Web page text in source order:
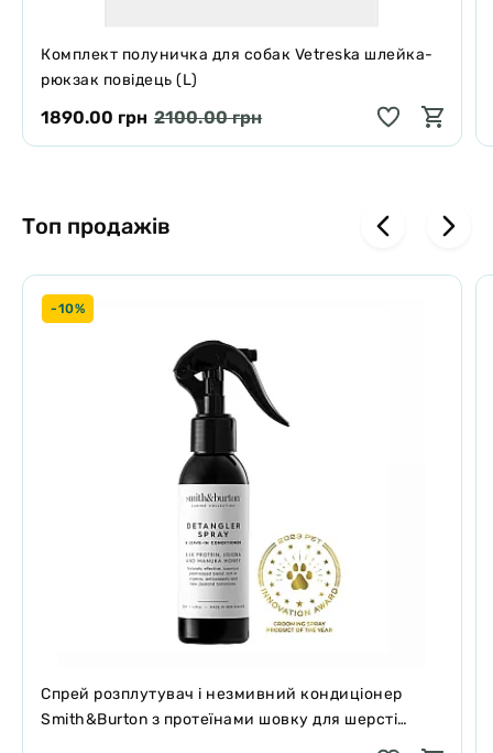
Комплект полуничка для собак Vetreska шлейка-
рюкзак повідець (L)
1890.00 грн 2100.00 грн
Топ продажів
-10%
Спрей розплутувач і незмивний кондиціонер
Smith&Burton з протеїнами шовку для шерсті